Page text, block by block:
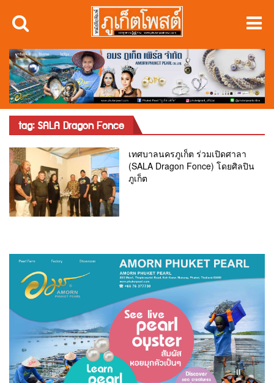
tag: SALA Dragon Fonce
เทศบาลนครภูเก็ต ร่วมเปิดศาลา
(SALA Dragon Fonce) โดยศิลปิน
ภูเก็ต